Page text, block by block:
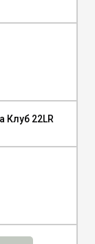
Клуб 22LR